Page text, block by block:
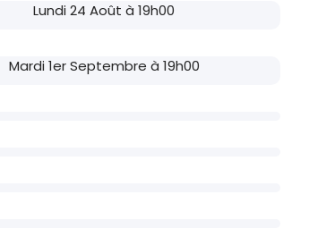
Lundi 24 Août à 19h00
Mardi 1er Septembre à 19h00